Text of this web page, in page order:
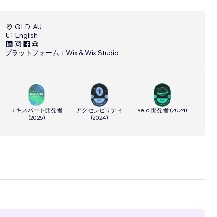
QLD, AU
English
プラットフォーム： Wix & Wix Studio
エキスパート開発者
(2025)
アクセシビリティ
(2024)
Velo 開発者 (2024)